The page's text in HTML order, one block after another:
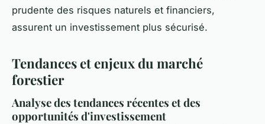
prudente des risques naturels et financiers,
assurent un investissement plus sécurisé.
Tendances et enjeux du marché
forestier
Analyse des tendances récentes et des
opportunités d'investissement